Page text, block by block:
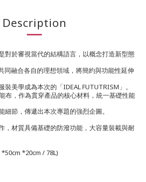
Description
對於審視當代的結構語言，以概念打造新型態
同融合各自的理想領域，將簡約與功能性延伸
裝美學成為本次的「 IDEAL FUTUTRISM 」。
布，作為貫穿產品的核心材料，統一基礎性能
細節，傳遞出本次專題的強烈企圖。
，材質具備基礎的防潑功能，大容量裝載與耐
*20cm / 78L)